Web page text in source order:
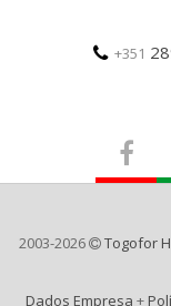
+351
2003-2026 Togofor
Dados Empresa +